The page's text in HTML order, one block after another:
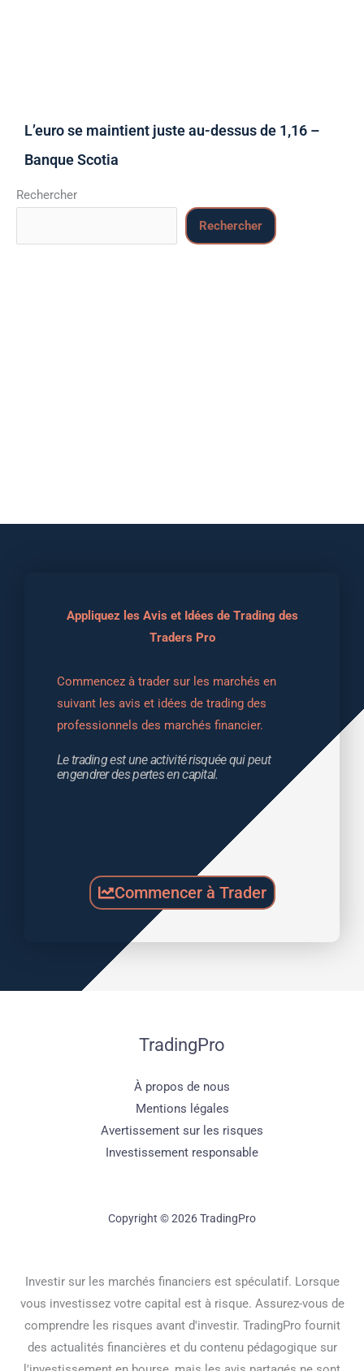
L’euro se maintient juste au-dessus de 1,16 –
Banque Scotia
Rechercher
Rechercher
Appliquez les Avis et Idées de Trading des
Traders Pro
Commencez à trader sur les marchés en
suivant les avis et idées de trading des
professionnels des marchés financier.
Le trading est une activité risquée qui peut
engendrer des pertes en capital.
Commencer à Trader
TradingPro
À propos de nous
Mentions légales
Avertissement sur les risques
Investissement responsable
Copyright © 2026 TradingPro
Investir sur les marchés financiers est spéculatif. Lorsque
vous investissez votre capital est à risque. Assurez-vous de
comprendre les risques avant d'investir. TradingPro fournit
des actualités financières et du contenu pédagogique sur